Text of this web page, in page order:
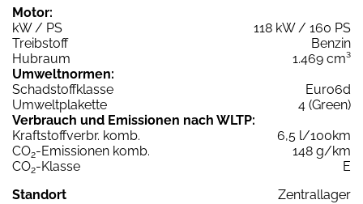
Motor:
kW / PS
118 kW / 160 PS
Treibstoff
Benzin
Hubraum
1.469 cm³
Umweltnormen:
Schadstoffklasse
Euro6d
Umweltplakette
4 (Green)
Verbrauch und Emissionen nach WLTP:
Kraftstoffverbr. komb.
6,5 l/100km
CO2-Emissionen komb.
148 g/km
CO2-Klasse
E
Standort
Zentrallager